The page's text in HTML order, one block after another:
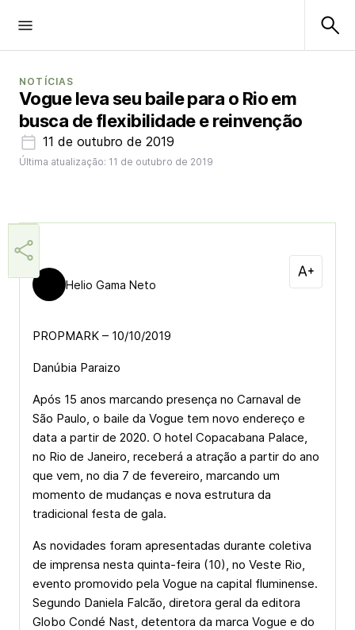
NOTÍCIAS
Vogue leva seu baile para o Rio em
busca de flexibilidade e reinvenção
11 de outubro de 2019
Última atualização: 11 de outubro de 2019
Helio Gama Neto
PROPMARK – 10/10/2019
Danúbia Paraizo
Após 15 anos marcando presença no Carnaval de
São Paulo, o baile da Vogue tem novo endereço e
data a partir de 2020. O hotel Copacabana Palace,
no Rio de Janeiro, receberá a atração a partir do ano
que vem, no dia 7 de fevereiro, marcando um
momento de mudanças e nova estrutura da
tradicional festa de gala.
As novidades foram apresentadas durante coletiva
de imprensa nesta quinta-feira (10), no Veste Rio,
evento promovido pela Vogue na capital fluminense.
Segundo Daniela Falcão, diretora geral da editora
Globo Condé Nast, detentora da marca Vogue e do